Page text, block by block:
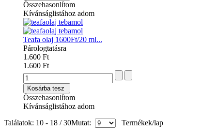
Összehasonlítom
Kívánságlistához adom
Teafa olaj 1600Ft/20 ml...
Párologtatásra
1.600 Ft
1.600 Ft
Kosárba tesz
Összehasonlítom
Kívánságlistához adom
Találatok: 10 - 18 / 30Mutat: Termékek/lap